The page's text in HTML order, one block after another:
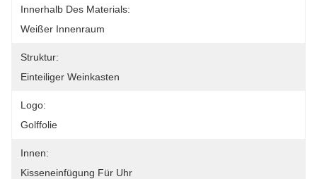
Innerhalb Des Materials:
Weißer Innenraum
Struktur:
Einteiliger Weinkasten
Logo:
Golffolie
Innen:
Kisseneinfügung Für Uhr